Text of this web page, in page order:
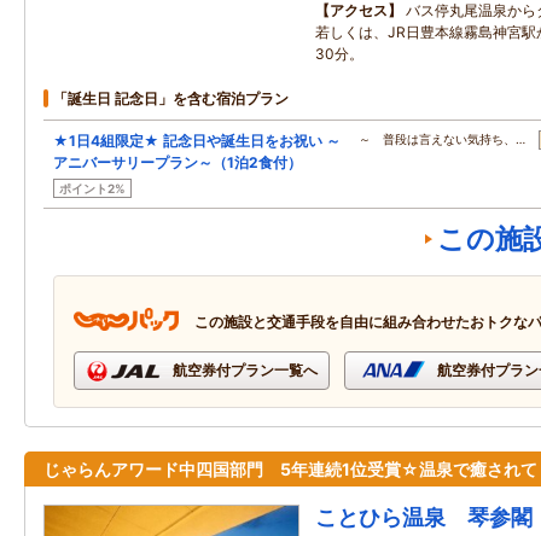
アクセス
バス停丸尾温泉か
若しくは、JR日豊本線霧島神宮
30分。
「誕生日 記念日」を含む宿泊プラン
★1日4組限定★ 記念日や誕生日をお祝い ～
アニバーサリープラン～（1泊2食付）
ポイント2%
～ 普段は言えない気持ち、…
この施
この施設と交通手段を自由に組み合わせたおトクな
航空券付プラン一覧へ 航空券付プラ
じゃらんアワード中四国部門 5年連続1位受賞☆温泉で癒されて
ことひら温泉 琴参閣